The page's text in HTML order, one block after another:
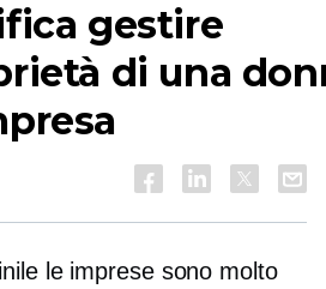
gestire
di una
le imprese sono molto